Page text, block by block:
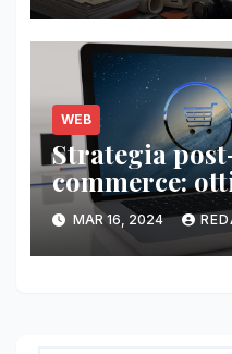
resistono)
WEB
Strategia
commerce:
Customer
MAR 16, 2024